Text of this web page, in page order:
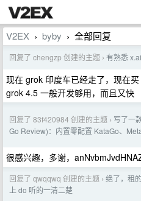
V2EX › byby › 全部回复
回复了 chengzp 创建的主题 › 有熟悉
现在 grok 印度车已经走了，现在
grok 4.5 一般开发够用，而且又快
回复了 83f420984 创建的主题 › 写了一
Go Review)：内置零配置 KataGo、
很感兴趣，多谢，
回复了 qwqqwq 创建的主题 › 绝了，租
上 do 听的一清二楚